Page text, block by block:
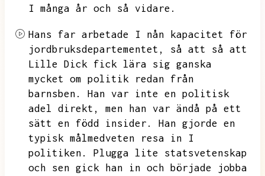
I många år och så vidare.
Hans far arbetade I nån kapacitet för
jordbruksdepartementet,
så att så att
Lille Dick fick lära sig ganska
mycket om politik redan från
barnsben.
Han var inte en politisk
adel direkt, men han var ändå på ett
sätt en född insider.
Han gjorde en
typisk målmedveten
resa in I
politiken. Plugga lite statsvetenskap
och sen gick han in och började jobba